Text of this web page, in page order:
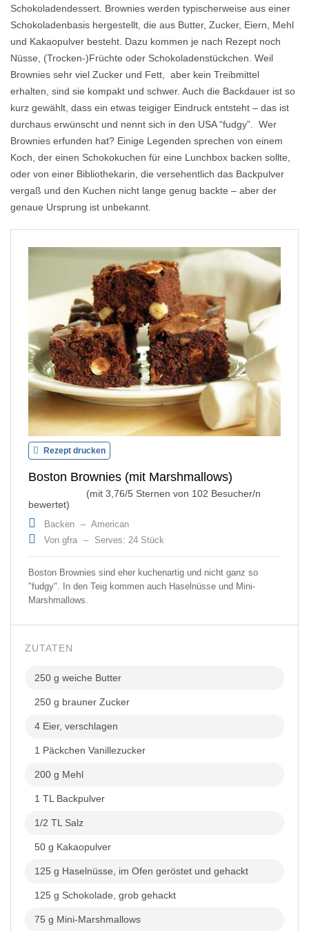
Schokoladendessert. Brownies werden typischerweise aus einer
Schokoladenbasis hergestellt, die aus Butter, Zucker, Eiern, Mehl
und Kakaopulver besteht. Dazu kommen je nach Rezept noch
Nüsse, (Trocken-)Früchte oder Schokoladenstückchen. Weil
Brownies sehr viel Zucker und Fett, aber kein Treibmittel
erhalten, sind sie kompakt und schwer. Auch die Backdauer ist so
kurz gewählt, dass ein etwas teigiger Eindruck entsteht – das ist
durchaus erwünscht und nennt sich in den USA “fudgy”. Wer
Brownies erfunden hat? Einige Legenden sprechen von einem
Koch, der einen Schokokuchen für eine Lunchbox backen sollte,
oder von einer Bibliothekarin, die versehentlich das Backpulver
vergaß und den Kuchen nicht lange genug backte – aber der
genaue Ursprung ist unbekannt.
Rezept drucken
Boston Brownies (mit Marshmallows)
(mit 3,76/5 Sternen von 102 Besucher/n
bewertet)
Backen – American
Von gfra – Serves: 24 Stück
Boston Brownies sind eher kuchenartig und nicht ganz so
"fudgy". In den Teig kommen auch Haselnüsse und Mini-
Marshmallows.
ZUTATEN
250 g weiche Butter
250 g brauner Zucker
4 Eier, verschlagen
1 Päckchen Vanillezucker
200 g Mehl
1 TL Backpulver
1/2 TL Salz
50 g Kakaopulver
125 g Haselnüsse, im Ofen geröstet und gehackt
125 g Schokolade, grob gehackt
75 g Mini-Marshmallows